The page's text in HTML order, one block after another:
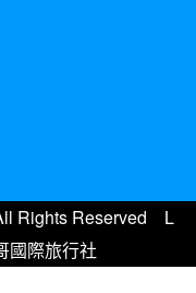
他人資料時，請務必
政單位調查並提供所
站的帳號、密碼或個
何人。並在您使用完
，務必記得登出帳戶
您的帳號進行任何詢
Rights Reserved L
國際旅行社